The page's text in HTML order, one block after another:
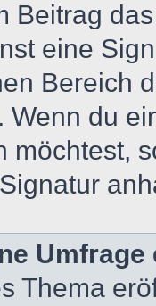
Beitrag
eine
Bereich
Wenn du
möchtest,
Thema